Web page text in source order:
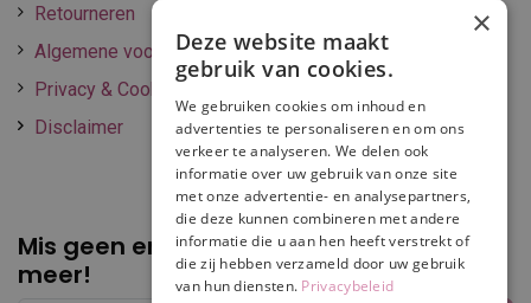
Retourneren
Algemene voorwaarden
Privacy & Cookie policy
Disclaimer
Mis geen enkelepromotie of korting
meer!
×
Deze website maakt
gebruik van cookies.
We gebruiken cookies om inhoud en
advertenties te personaliseren en om ons
verkeer te analyseren. We delen ook
informatie over uw gebruik van onze site
met onze advertentie- en analysepartners,
die deze kunnen combineren met andere
informatie die u aan hen heeft verstrekt of
die zij hebben verzameld door uw gebruik
van hun diensten. Privacybeleid